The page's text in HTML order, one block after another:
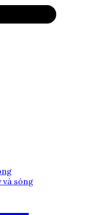
và sóng